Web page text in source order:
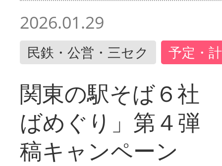
2026.01.29
民鉄・公営・三セク 予定・
関東の駅そば６社
ばめぐり」第４弾
稿キャンペーン